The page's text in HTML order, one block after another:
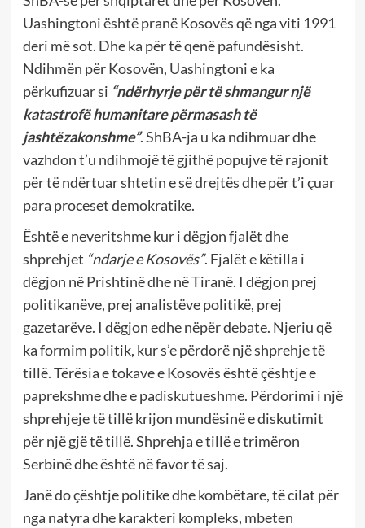
Uashingtoni është pranë Kosovës që nga viti 1991
deri më sot. Dhe ka për të qenë pafundësisht.
Ndihmën për Kosovën, Uashingtoni e ka
përkufizuar si “ndërhyrje për të shmangur një
katastrofë humanitare përmasash të
jashtëzakonshme”. ShBA-ja u ka ndihmuar dhe
vazhdon t’u ndihmojë të gjithë popujve të rajonit
për të ndërtuar shtetin e së drejtës dhe për t’i çuar
para proceset demokratike.
Është e neveritshme kur i dëgjon fjalët dhe
shprehjet “ndarje e Kosovës”. Fjalët e këtilla i
dëgjon në Prishtinë dhe në Tiranë. I dëgjon prej
politikanëve, prej analistëve politikë, prej
gazetarëve. I dëgjon edhe nëpër debate. Njeriu që
ka formim politik, kur s’e përdorë një shprehje të
tillë. Tërësia e tokave e Kosovës është çështje e
paprekshme dhe e padiskutueshme. Përdorimi i një
shprehjeje të tillë krijon mundësinë e diskutimit
për një gjë të tillë. Shprehja e tillë e trimëron
Serbinë dhe është në favor të saj.
Janë do çështje politike dhe kombëtare, të cilat për
nga natyra dhe karakteri kompleks, mbeten